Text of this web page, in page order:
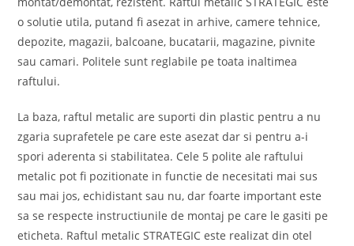
o solutie utila, putand fi asezat in arhive, camere tehnice,
depozite, magazii, balcoane, bucatarii, magazine, pivnite
sau camari. Politele sunt reglabile pe toata inaltimea
raftului.
La baza, raftul metalic are suporti din plastic pentru a nu
zgaria suprafetele pe care este asezat dar si pentru a-i
spori aderenta si stabilitatea. Cele 5 polite ale raftului
metalic pot fi pozitionate in functie de necesitati mai sus
sau mai jos, echidistant sau nu, dar foarte important este
sa se respecte instructiunile de montaj pe care le gasiti pe
eticheta. Raftul metalic STRATEGIC este realizat din otel